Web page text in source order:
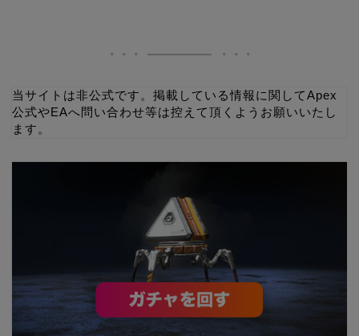
当サイトは非公式です。掲載している情報に関してApex
公式やEAへ問い合わせ等は控えて頂くようお願いいたし
ます。